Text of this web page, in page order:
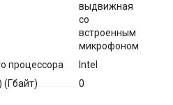
выдвижная
со
встроенным
микрофоном
процессора
Intel
(Гбайт)
0